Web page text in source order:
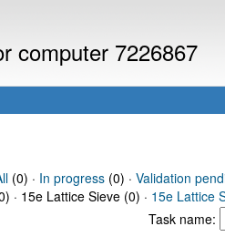
computer 7226867
(0) · In progress(0) · Validation
· 15e Lattice Sieve (0) · 15e Lattice
Task name: